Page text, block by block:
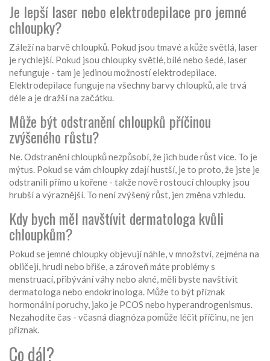
Je lepší laser nebo elektrodepilace pro jemné
chloupky?
Záleží na barvě chloupků. Pokud jsou tmavé a kůže světlá, laser
je rychlejší. Pokud jsou chloupky světlé, bílé nebo šedé, laser
nefunguje - tam je jedinou možností elektrodepilace.
Elektrodepilace funguje na všechny barvy chloupků, ale trvá
déle a je dražší na začátku.
Může být odstranění chloupků příčinou
zvýšeného růstu?
Ne. Odstranění chloupků nezpůsobí, že jich bude růst více. To je
mýtus. Pokud se vám chloupky zdají hustší, je to proto, že jste je
odstranili přímo u kořene - takže nově rostoucí chloupky jsou
hrubší a výraznější. To není zvýšený růst, jen změna vzhledu.
Kdy bych měl navštívit dermatologa kvůli
chloupkům?
Pokud se jemné chloupky objevují náhle, v množství, zejména na
obličeji, hrudi nebo břiše, a zároveň máte problémy s
menstruací, přibývání váhy nebo akné, měli byste navštívit
dermatologa nebo endokrinologa. Může to být příznak
hormonální poruchy, jako je PCOS nebo hyperandrogenismus.
Nezahodíte čas - včasná diagnóza pomůže léčit příčinu, ne jen
příznak.
Co dál?